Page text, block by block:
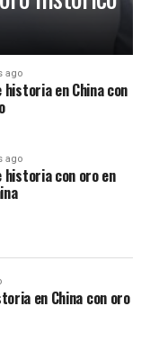
ago
en China con
ago
historia con oro en
en China con oro